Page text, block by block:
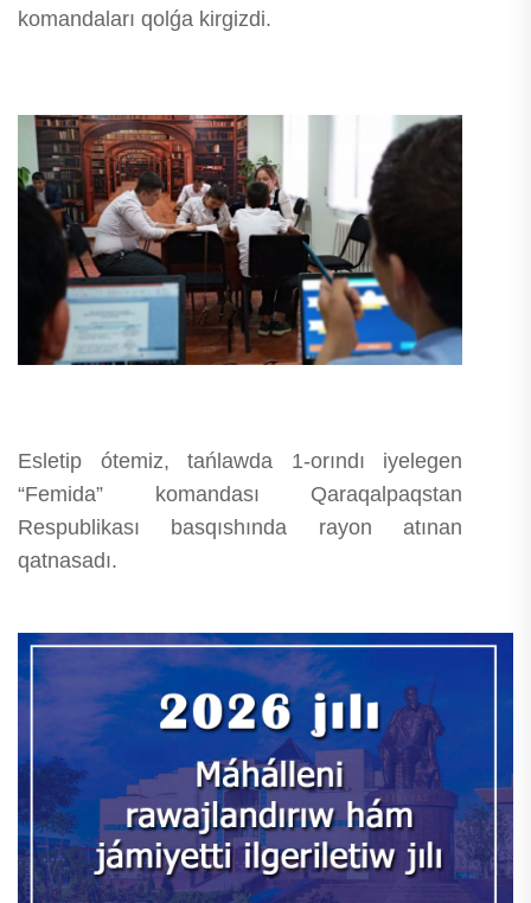
komandaları qolǵa kirgizdi.
Esletip ótemiz, tańlawda 1-orındı iyelegen
“Femida” komandası Qaraqalpaqstan
Respublikası basqıshında rayon atınan
qatnasadı.